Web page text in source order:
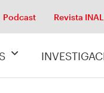
Podcast Revista